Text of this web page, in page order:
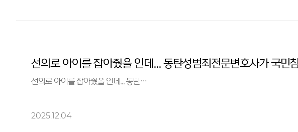
선의로 아이를 잡아줬을 인데... 동탄…
2025.12.04